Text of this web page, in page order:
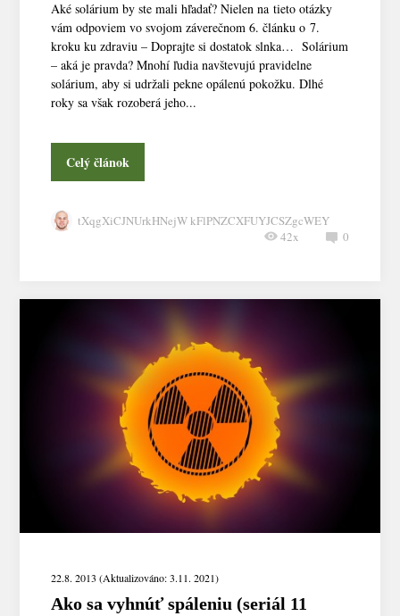
Aké solárium by ste mali hľadať? Nielen na tieto otázky
vám odpoviem vo svojom záverečnom 6. článku o 7.
kroku ku zdraviu – Doprajte si dostatok slnka… Solárium
– aká je pravda? Mnohí ľudia navštevujú pravidelne
solárium, aby si udržali pekne opálenú pokožku. Dlhé
roky sa však rozoberá jeho...
Celý článok
tXqgXiCJNUrkHNejW kFlPNZCXFUYJCSZgcWEY
0
42x
22.8. 2013 (Aktualizováno: 3.11. 2021)
Ako sa vyhnúť spáleniu (seriál 11